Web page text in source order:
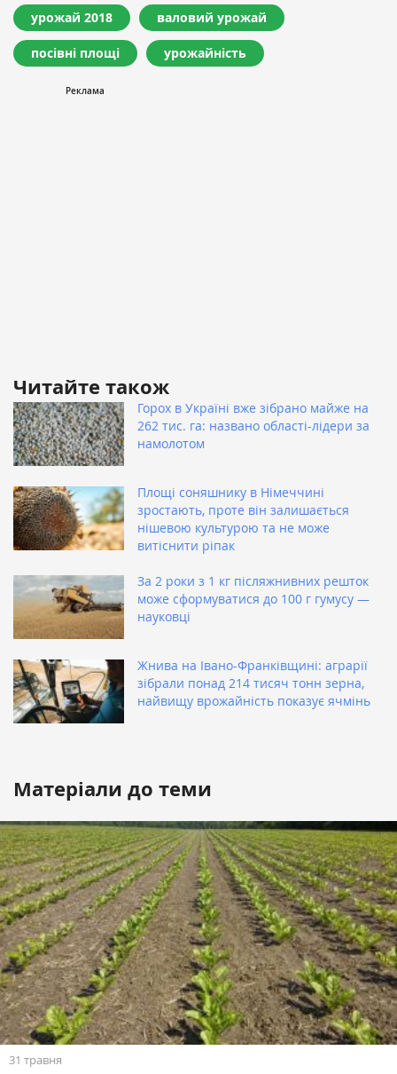
урожай 2018 валовий урожай
посівні площі урожайність
Читайте також
Горох в Україні вже зібрано майже на
262 тис. га: названо області-лідери за
намолотом
Площі соняшнику в Німеччині
зростають, проте він залишається
нішевою культурою та не може
витіснити ріпак
За 2 роки з 1 кг післяжнивних решток
може сформуватися до 100 г гумусу —
науковці
Жнива на Івано-Франківщині: аграрії
зібрали понад 214 тисяч тонн зерна,
найвищу врожайність показує ячмінь
Матеріали до теми
31 травня